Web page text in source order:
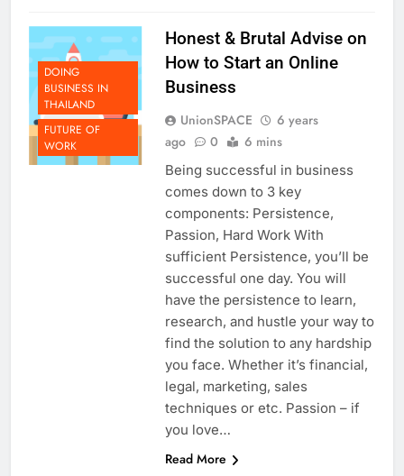
DOING
BUSINESS IN
THAILAND
FUTURE OF
WORK
Honest & Brutal Advise on
How to Start an Online
UnionSPACE
6 years
Being successful in business
comes down to 3 key
components: Persistence,
Passion, Hard Work With
sufficient Persistence, you’ll be
successful one day. You will
have the persistence to learn,
research, and hustle your way to
find the solution to any hardship
you face. Whether it’s financial,
legal, marketing, sales
techniques or etc. Passion – if